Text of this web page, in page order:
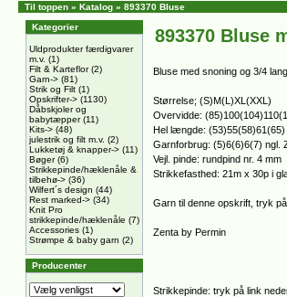
Til toppen » Katalog » 893370 Bluse
Kategorier
Uldprodukter færdigvarer
m.v. (1)
Filt & Karteflor(2)
Garn-> (81)
Strik og Filt (1)
Opskrifter-> (1130)
Dåbskjoler og
babytæpper(11)
Kits-> (48)
julestrik og filt m.v. (2)
Lukketøj & knapper-> (11)
Bøger(6)
Strikkepinde/hæklenåle &
tilbehø-> (36)
Wilfert´s design (44)
Rest marked-> (34)
Knit Pro
strikkepinde/hæklenåle (7)
Accessories (1)
Strømpe & baby garn (2)
Producenter
893370 Bluse
Bluse med snoning og 3/4
Størrelse; (S)M(L)XL(XXL)
Overvidde:
Hel længde: (53)55(58)61(65)
Garnforbrug: (5)6(6)6(7) ngl.
Vejl. pinde: rundpind nr. 4 mm
Strikkefasthed: 21m x 30p i
Garn til denne opskrift, tryk
Zenta by Permin
Strikkepinde: tryk på link